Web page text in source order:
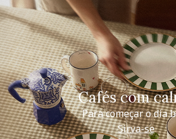
Cafés com
Para começar o dia
Sirva-se